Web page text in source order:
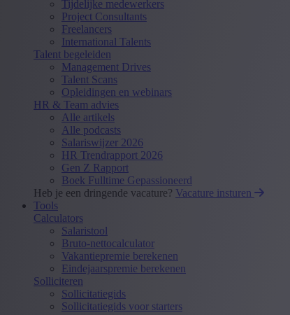
Tijdelijke medewerkers
Project Consultants
Freelancers
International Talents
Talent begeleiden
Management Drives
Talent Scans
Opleidingen en webinars
HR & Team advies
Alle artikels
Alle podcasts
Salariswijzer 2026
HR Trendrapport 2026
Gen Z Rapport
Boek Fulltime Gepassioneerd
Heb je een dringende vacature? Vacature insturen
Tools
Calculators
Salaristool
Bruto-nettocalculator
Vakantiepremie berekenen
Eindejaarspremie berekenen
Solliciteren
Sollicitatiegids
Sollicitatiegids voor starters